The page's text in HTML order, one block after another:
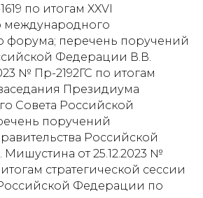
по итогам XXVI
международного
форума; перечень поручений
Федерации В.В.
№ Пр-2192ГС по итогам
Президиума
Совета Российской
поручений
Российской
от 25.12.2023 №
стратегической сессии
Федерации по